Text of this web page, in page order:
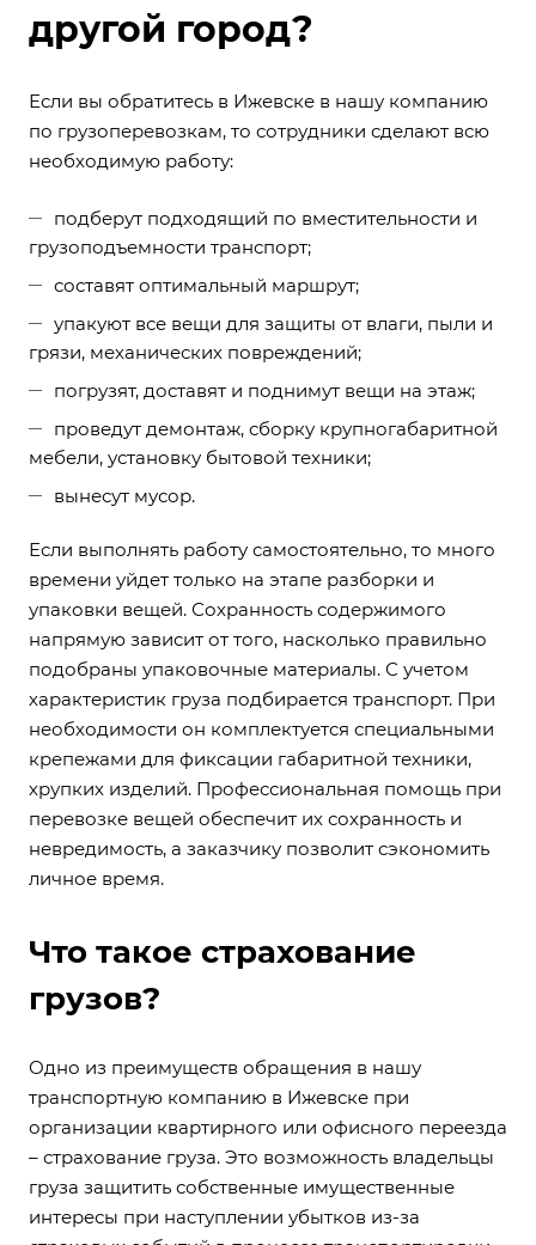
другой город?
Если вы обратитесь в Ижевске в нашу компанию
по грузоперевозкам, то сотрудники сделают всю
необходимую работу:
подберут подходящий по вместительности и
грузоподъемности транспорт;
составят оптимальный маршрут;
упакуют все вещи для защиты от влаги, пыли и
грязи, механических повреждений;
погрузят, доставят и поднимут вещи на этаж;
проведут демонтаж, сборку крупногабаритной
мебели, установку бытовой техники;
вынесут мусор.
Если выполнять работу самостоятельно, то много
времени уйдет только на этапе разборки и
упаковки вещей. Сохранность содержимого
напрямую зависит от того, насколько правильно
подобраны упаковочные материалы. С учетом
характеристик груза подбирается транспорт. При
необходимости он комплектуется специальными
крепежами для фиксации габаритной техники,
хрупких изделий. Профессиональная помощь при
перевозке вещей обеспечит их сохранность и
невредимость, а заказчику позволит сэкономить
личное время.
Что такое страхование
грузов?
Одно из преимуществ обращения в нашу
транспортную компанию в Ижевске при
организации квартирного или офисного переезда
– страхование груза. Это возможность владельцы
груза защитить собственные имущественные
интересы при наступлении убытков из-за